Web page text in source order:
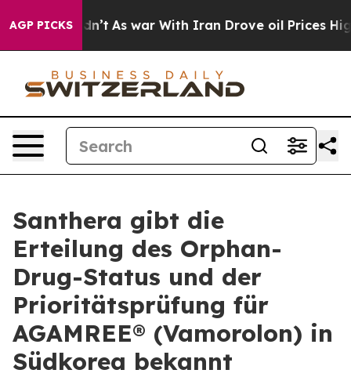
AGP PICKS
it Didn’t As war With Iran Drove oil Prices Higher,
Santhera gibt die
Erteilung des Orphan-
Drug-Status und der
Prioritätsprüfung für
AGAMREE® (Vamorolon) in
Südkorea bekannt